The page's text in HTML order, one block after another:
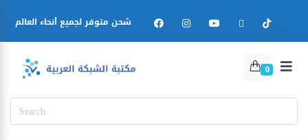
شحن متوفر لجميع أنحاء العالم
0